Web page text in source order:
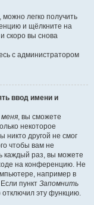
можно легко получить
и щёлкните на
скоро вы снова
с администратором
ввод имени и
, вы сможете
некоторое
никто другой не смог
чтобы вам не
каждый раз, вы можете
на конференцию. Не
например в
пункт Запомнить
отключил эту функцию.